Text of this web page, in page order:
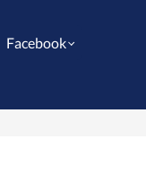
Facebook